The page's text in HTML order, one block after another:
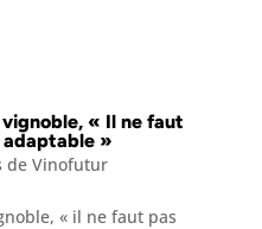
« Il ne faut
adaptable »
de Vinofutur
« il ne faut pas